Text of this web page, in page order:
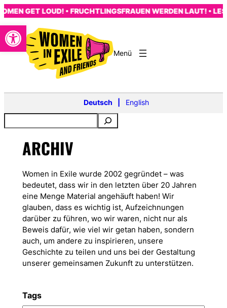
Open toolbar
Zum
Inhalt
springen
GET LOUD! • FRUCHTLINGSFRAUEN WERDEN LAUT! •
Deutsch English
ARCHIV
Women in Exile wurde 2002 gegründet – was
bedeutet, dass wir in den letzten über 20 Jahren
eine Menge Material angehäuft haben! Wir
glauben, dass es wichtig ist, Aufzeichnungen
darüber zu führen, wo wir waren, nicht nur als
Beweis dafür, wie viel wir getan haben, sondern
auch, um andere zu inspirieren, unsere
Geschichte zu teilen und uns bei der Gestaltung
unserer gemeinsamen Zukunft zu unterstützen.
Tags